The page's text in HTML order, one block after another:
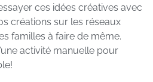
ces idées créatives avec
créations sur les réseaux
familles à faire de même.
activité manuelle pour